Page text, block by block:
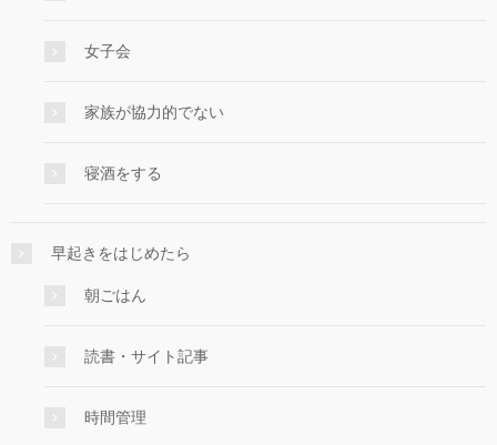
女子会
家族が協力的でない
寝酒をする
早起きをはじめたら
朝ごはん
読書・サイト記事
時間管理